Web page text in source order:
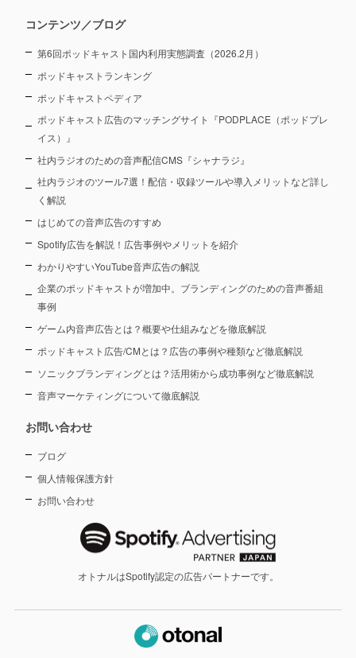
コンテンツ／ブログ
第6回ポッドキャスト国内利用実態調査（2026.2月）
ポッドキャストランキング
ポッドキャストペディア
ポッドキャスト広告のマッチングサイト『PODPLACE（ポッドプレ
イス）』
社内ラジオのための音声配信CMS『シャナラジ』
社内ラジオのツール7選！配信・収録ツールや導入メリットなど詳し
く解説
はじめての音声広告のすすめ
Spotify広告を解説！広告事例やメリットを紹介
わかりやすいYouTube音声広告の解説
企業のポッドキャストが増加中。ブランディングのための音声番組
事例
ゲーム内音声広告とは？概要や仕組みなどを徹底解説
ポッドキャスト広告/CMとは？広告の事例や種類など徹底解説
ソニックブランディングとは？活用術から成功事例など徹底解説
音声マーケティングについて徹底解説
お問い合わせ
ブログ
個人情報保護方針
お問い合わせ
オトナルはSpotify認定の広告パートナーです。